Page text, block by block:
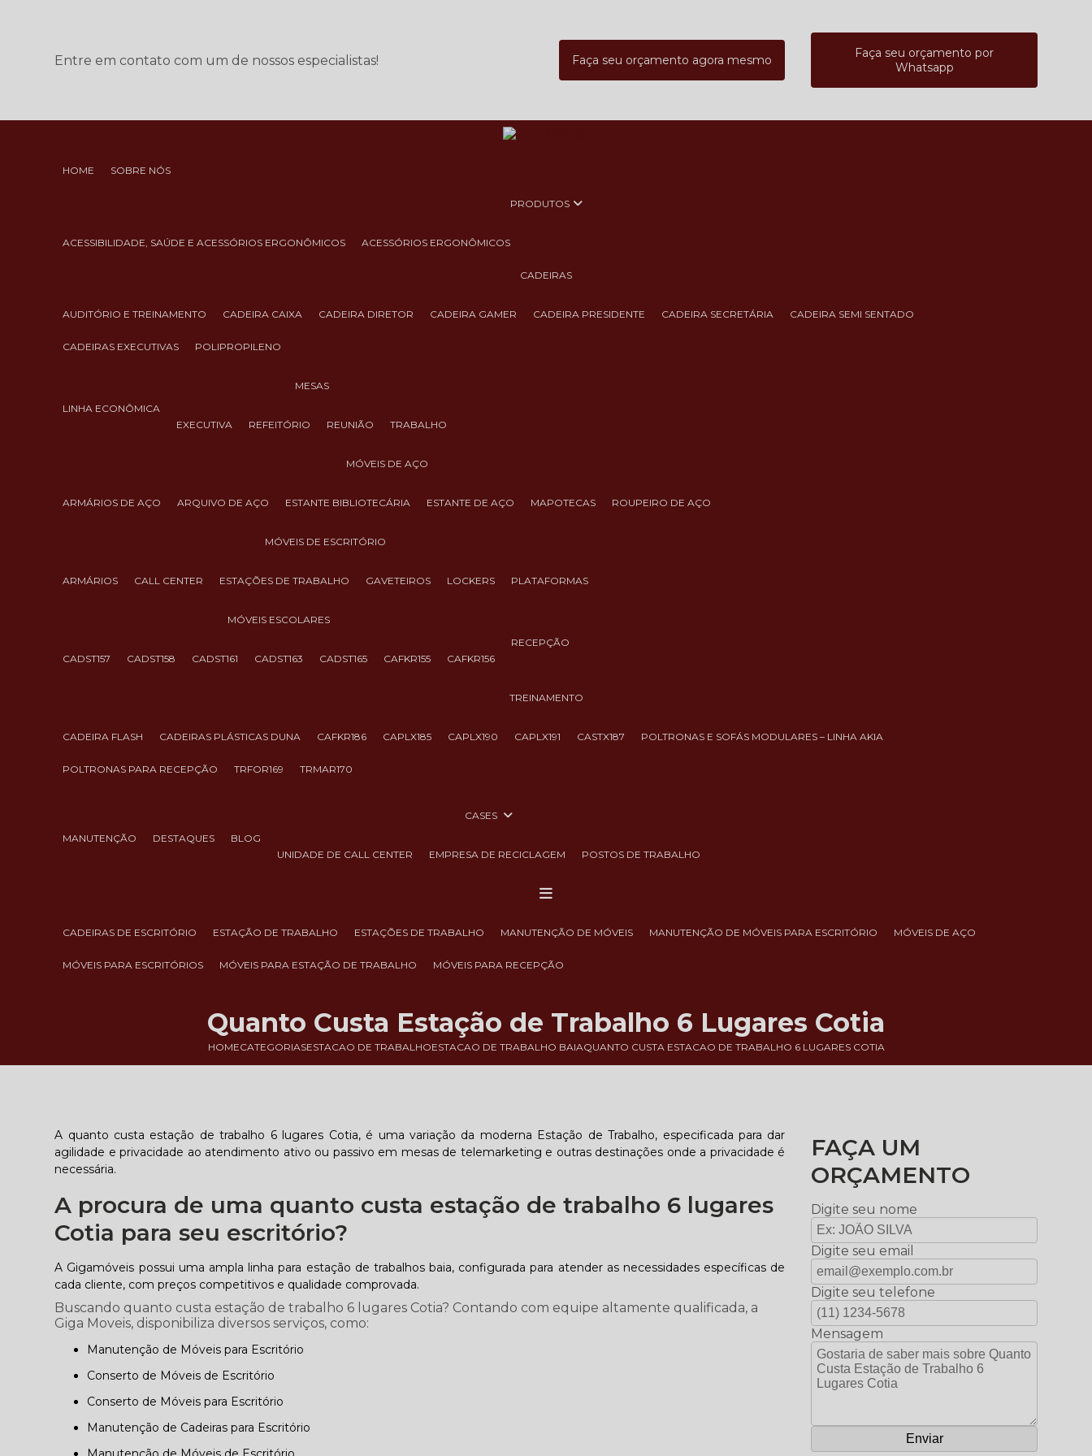
Entre em contato com um de nossos especialistas! Faça seu orçamento agora mesmo
Faça seu orçamento por
Whatsapp
HOME SOBRE NÓS
PRODUTOS
ACESSIBILIDADE, SAÚDE E ACESSÓRIOS ERGONÔMICOS ACESSÓRIOS ERGONÔMICOS
CADEIRAS
AUDITÓRIO E TREINAMENTO CADEIRA CAIXA CADEIRA DIRETOR CADEIRA GAMER CADEIRA PRESIDENTE CADEIRA SECRETÁRIA CADEIRA SEMI SENTADO
CADEIRAS EXECUTIVAS POLIPROPILENO
LINHA ECONÔMICA
MESAS
EXECUTIVA REFEITÓRIO REUNIÃO TRABALHO
MÓVEIS DE AÇO
ARMÁRIOS DE AÇO ARQUIVO DE AÇO ESTANTE BIBLIOTECÁRIA ESTANTE DE AÇO MAPOTECAS ROUPEIRO DE AÇO
MÓVEIS DE ESCRITÓRIO
ARMÁRIOS CALL CENTER ESTAÇÕES DE TRABALHO GAVETEIROS LOCKERS PLATAFORMAS
MÓVEIS ESCOLARES
CADST157 CADST158 CADST161 CADST163 CADST165 CAFKR155 CAFKR156
RECEPÇÃO
TREINAMENTO
CADEIRA FLASH CADEIRAS PLÁSTICAS DUNA CAFKR186 CAPLX185 CAPLX190 CAPLX191 CASTX187 POLTRONAS E SOFÁS MODULARES – LINHA AKIA
POLTRONAS PARA RECEPÇÃO TRFOR169 TRMAR170
MANUTENÇÃO DESTAQUES BLOG
CASES
UNIDADE DE CALL CENTER EMPRESA DE RECICLAGEM POSTOS DE TRABALHO
CADEIRAS DE ESCRITÓRIO ESTAÇÃO DE TRABALHO ESTAÇÕES DE TRABALHO MANUTENÇÃO DE MÓVEIS MANUTENÇÃO DE MÓVEIS PARA ESCRITÓRIO MÓVEIS DE AÇO
MÓVEIS PARA ESCRITÓRIOS MÓVEIS PARA ESTAÇÃO DE TRABALHO MÓVEIS PARA RECEPÇÃO
HOMECATEGORIASESTACAO DE TRABALHOESTACAO DE TRABALHO BAIAQUANTO CUSTA ESTACAO DE TRABALHO 6 LUGARES COTIA
Quanto Custa Estação de Trabalho 6 Lugares Cotia
A quanto custa estação de trabalho 6 lugares Cotia, é uma variação da moderna Estação de Trabalho, especificada para dar
agilidade e privacidade ao atendimento ativo ou passivo em mesas de telemarketing e outras destinações onde a privacidade é
necessária.
A procura de uma quanto custa estação de trabalho 6 lugares
Cotia para seu escritório?
A Gigamóveis possui uma ampla linha para estação de trabalhos baia, configurada para atender as necessidades específicas de
cada cliente, com preços competitivos e qualidade comprovada.
Buscando quanto custa estação de trabalho 6 lugares Cotia? Contando com equipe altamente qualificada, a
Giga Moveis, disponibiliza diversos serviços, como:
Manutenção de Móveis para Escritório
Conserto de Móveis de Escritório
Conserto de Móveis para Escritório
Manutenção de Cadeiras para Escritório
FAÇA UM
ORÇAMENTO
Digite seu nome
Digite seu email
Digite seu telefone
Mensagem